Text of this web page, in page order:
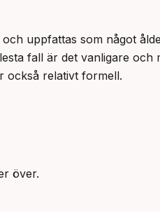
uppfattas som något
fall är det vanligare
också relativt formell.
över.